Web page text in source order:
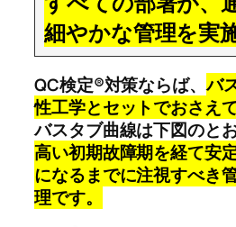
細やかな管理を実
QC検定®対策ならば、バ
性工学とセットでおさえ
バスタブ曲線は下図のとお
高い初期故障期を経て安
になるまでに注視すべき
理です。